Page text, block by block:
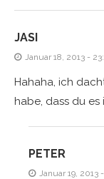
JASI
Januar 18, 2013 -
Hahaha, ich
habe, dass du
PETER
Januar 19, 2013